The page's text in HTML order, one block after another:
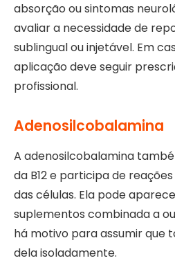
absorção ou sintomas
avaliar a necessidade de
sublingual ou injetável. Em
aplicação deve seguir
profissional.
Adenosilcobalamina
A adenosilcobalamina
da B12 e participa de
das células. Ela pode
suplementos combinada a
há motivo para assumir que
dela isoladamente.